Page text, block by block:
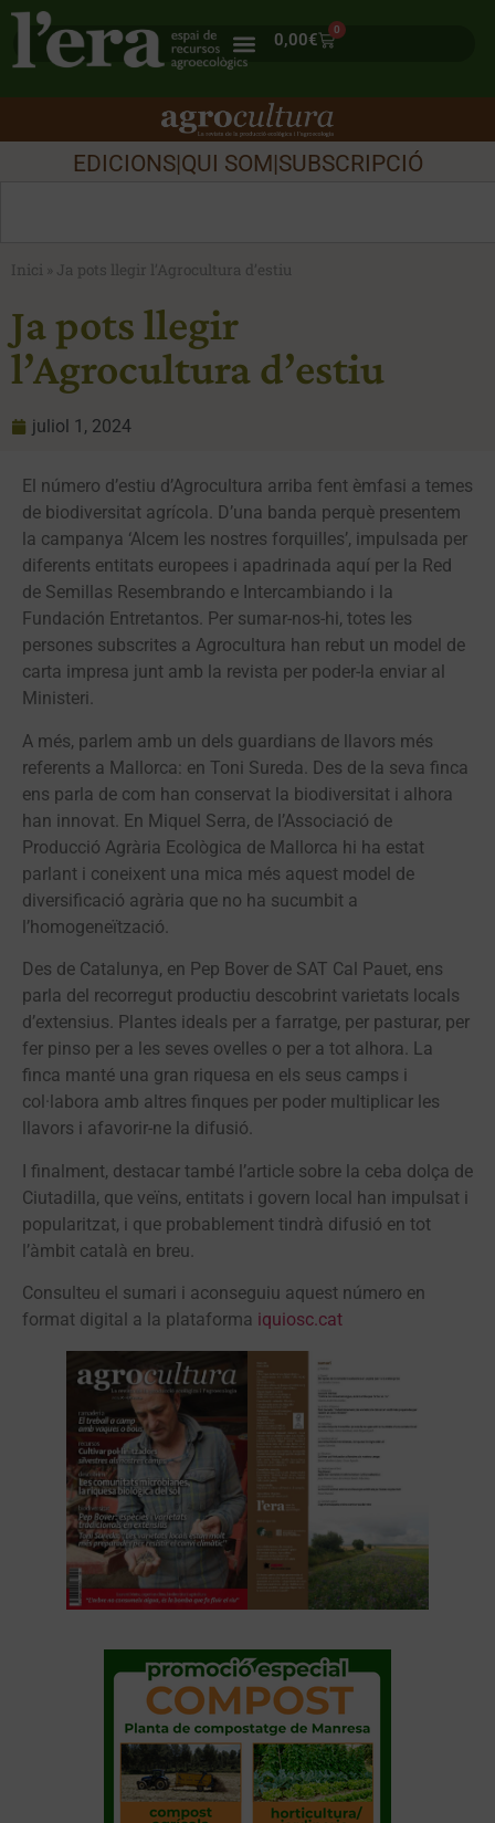
0,00€
0
EDICIONS|QUI SOM|SUBSCRIPCIÓ
Inici » Ja pots llegir l’Agrocultura d’estiu
Ja pots llegir
l’Agrocultura d’estiu
juliol 1, 2024
El número d’estiu d’Agrocultura arriba fent èmfasi a temes
de biodiversitat agrícola. D’una banda perquè presentem
la campanya ‘Alcem les nostres forquilles’, impulsada per
diferents entitats europees i apadrinada aquí per la Red
de Semillas Resembrando e Intercambiando i la
Fundación Entretantos. Per sumar-nos-hi, totes les
persones subscrites a Agrocultura han rebut un model de
carta impresa junt amb la revista per poder-la enviar al
Ministeri.
A més, parlem amb un dels guardians de llavors més
referents a Mallorca: en Toni Sureda. Des de la seva finca
ens parla de com han conservat la biodiversitat i alhora
han innovat. En Miquel Serra, de l’Associació de
Producció Agrària Ecològica de Mallorca hi ha estat
parlant i coneixent una mica més aquest model de
diversificació agrària que no ha sucumbit a
l’homogeneïtzació.
Des de Catalunya, en Pep Bover de SAT Cal Pauet, ens
parla del recorregut productiu descobrint varietats locals
d’extensius. Plantes ideals per a farratge, per pasturar, per
fer pinso per a les seves ovelles o per a tot alhora. La
finca manté una gran riquesa en els seus camps i
col·labora amb altres finques per poder multiplicar les
llavors i afavorir-ne la difusió.
I finalment, destacar també l’article sobre la ceba dolça de
Ciutadilla, que veïns, entitats i govern local han impulsat i
popularitzat, i que probablement tindrà difusió en tot
l’àmbit català en breu.
Consulteu el sumari i aconseguiu aquest número en
format digital a la plataforma iquiosc.cat